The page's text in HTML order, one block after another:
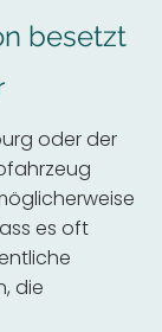
besetzt
oder der
es oft
die